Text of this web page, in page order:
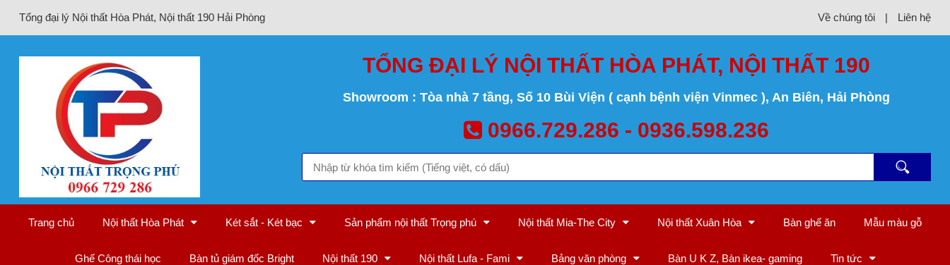
Tổng đại lý Nội thất Hòa Phát, Nội thất 190 Hải Phòng Về chúng tôi | Liên hệ
TỔNG ĐẠI LÝ NỘI THẤT HÒA PHÁT, NỘI THẤT 190
Showroom : Tòa nhà 7 tầng, Số 10 Bùi Viện ( cạnh bệnh viện Vinmec ), An Biên, Hải Phòng
0966.729.286 - 0936.598.236
Trang chủ Nội thất Hòa Phát Két sắt - Két bạc Sản phẩm nội thất Trọng phú Nội thất Mia-The City Nội thất Xuân Hòa Bàn ghế ăn Mẫu màu gỗ
Ghế Công thái học Bàn tủ giám đốc Bright Nội thất 190 Nội thất Lufa - Fami Bảng văn phòng Bàn U K Z, Bàn ikea- gaming Tin tức